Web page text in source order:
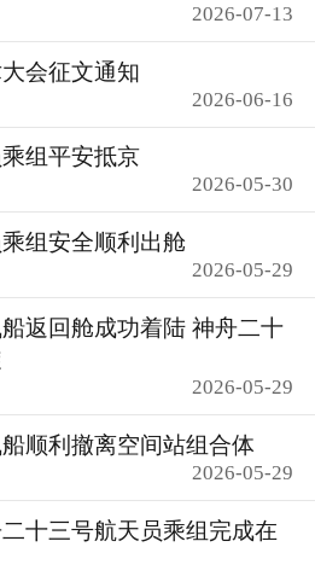
2026-07-13
会征文通知
2026-06-16
组平安抵京
2026-05-30
组安全顺利出舱
2026-05-29
返回舱成功着陆 神舟二十
2026-05-29
顺利撤离空间站组合体
2026-05-29
十三号航天员乘组完成在